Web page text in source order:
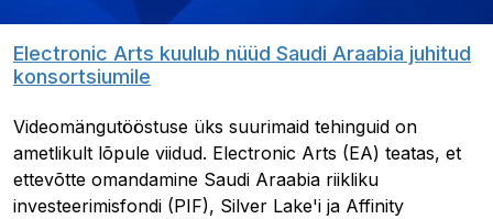
Electronic Arts kuulub nüüd Saudi Araabia juhitud
konsortsiumile
Videomängutööstuse üks suurimaid tehinguid on
ametlikult lõpule viidud. Electronic Arts (EA) teatas, et
ettevõtte omandamine Saudi Araabia riikliku
investeerimisfondi (PIF), Silver Lake'i ja Affinity